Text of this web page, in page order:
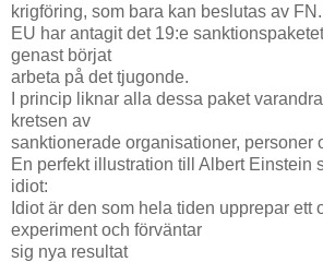
krigföring, som bara kan beslutas av FN.
EU har antagit det 19:e
genast börjat
arbeta på det tjugonde.
I princip liknar alla dessa paket
kretsen av
sanktionerade organisationer, personer
En perfekt illustration till Albert Einstein
idiot:
Idiot är den som hela tiden upprepar ett
experiment och förväntar
sig nya resultat